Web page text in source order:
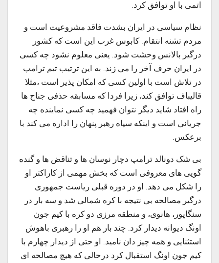
اتمی با او توافق کرد.
نظام سیاسی در ایران بشدت فاقد مشروعیت است و
مردم تشنه انتقام. کابوس غرب این است که کشور
درگیر بالانس وحشت شود. یعنی معلوم نشود چه کسی
در ایران حرف آخر را می زند. به این ترتیب تیم ترامپ
در تلاش است با اولین کسی که امکان پذیر است ،‌مثلا
قالیباف توافق کند، زیرا فردا که مسابقه حذفی جناح ها
راه افتاد شاید دیگر نتوان فهمید چه کسی نماینده چه
جریانی است و اینکه سپاه رهبر پنهان را اداره می کند با
برعکس.
بی شک دونالد ترامپ دچار نوسان ها و تناقض ها و گنده
گویی های معروفی است که بخش مهمی از کاراکتر او
را شکل می دهد. او در دوره قبلی ریاست جمهوری
درگیر مصالحه بی نتیجه با کره شمالی شد و سه بار در
سنگاپور، هانوی، و منطقه مرزی دو کره با کیم جون
اونگ دیوانه دیدار کرد. چند بار هم او را رهبری باهوش
استثنایی و همه چیز دان نامید. او حتی از دیدار چهارم با
کیم جون اونگ استقبال کرد درحالی که هیچ مصالحه ای